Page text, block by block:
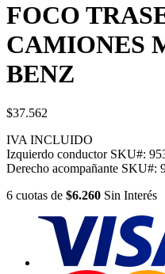
FOCO
CAMIONES
BENZ
$37.562
IVA INCLUIDO
Izquierdo conductor SKU#:
Derecho acompañante SKU#:
6 cuotas de $6.260 Sin Interés